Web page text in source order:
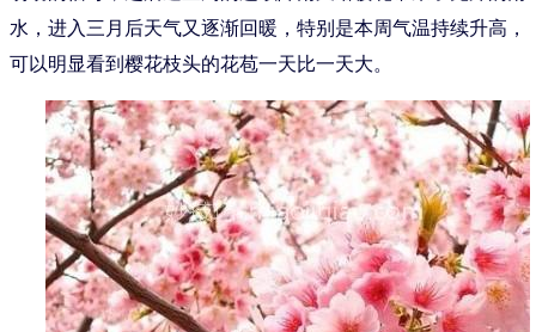
水，进入三月后天气又逐渐回暖，特别是本周气温持续升高，
可以明显看到樱花枝头的花苞一天比一天大。